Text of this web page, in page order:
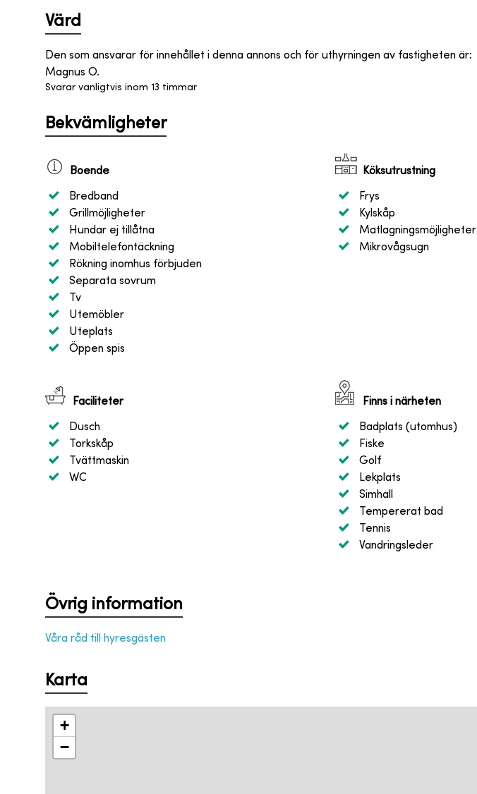
Värd
Den som ansvarar för innehållet i denna annons och för uthyrningen av fastigheten är:
Magnus O.
Svarar vanligtvis inom 13 timmar
Bekvämligheter
Boende
Bredband
Grillmöjligheter
Hundar ej tillåtna
Mobiltelefontäckning
Rökning inomhus förbjuden
Separata sovrum
Tv
Utemöbler
Uteplats
Öppen spis
Köksutrustning
Frys
Kylskåp
Matlagningsmöjligheter
Mikrovågsugn
Faciliteter
Dusch
Torkskåp
Tvättmaskin
WC
Finns i närheten
Badplats (utomhus)
Fiske
Golf
Lekplats
Simhall
Tempererat bad
Tennis
Vandringsleder
Övrig information
Våra råd till hyresgästen
Karta
+
−